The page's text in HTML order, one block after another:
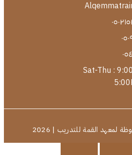
Sat-Thu :
القمة للتدريب | 2026